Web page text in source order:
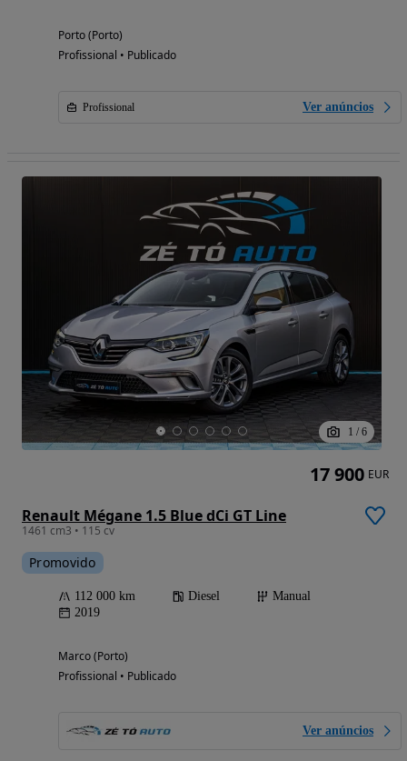
Porto (Porto)
Profissional • Publicado
Profissional Ver anúncios
1 / 6
Renault Mégane 1.5 Blue dCi GT Line
1461 cm3 • 115 cv
Promovido
112 000 km Diesel
Manual
2019
Marco (Porto)
Profissional • Publicado
Ver anúncios
17 900 EUR